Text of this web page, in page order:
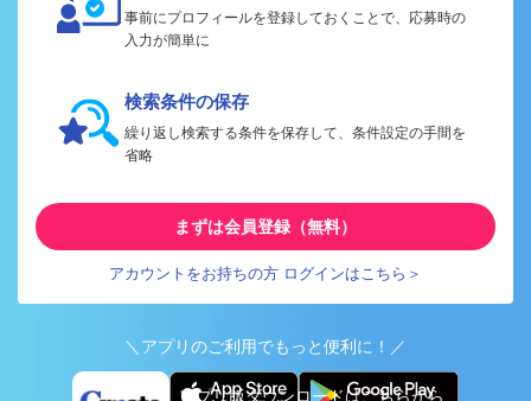
事前にプロフィールを登録しておくことで、応募時の
入力が簡単に
検索条件の保存
繰り返し検索する条件を保存して、条件設定の手間を
省略
まずは会員登録（無料）
アカウントをお持ちの方 ログインはこちら＞
＼アプリのご利用でもっと便利に！／
アプリ版ダウンロードはこちらから